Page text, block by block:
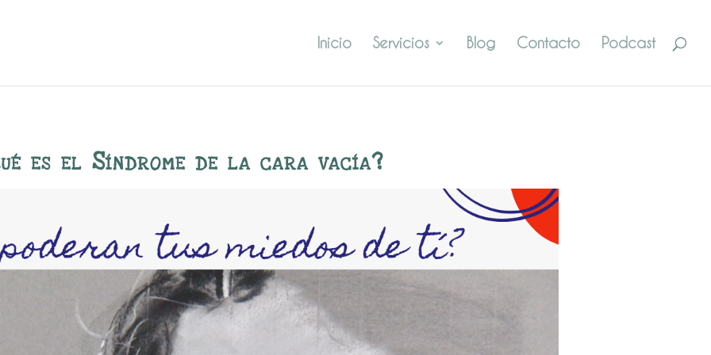
Inicio Servicios Blog Contacto Podcast
es el Síndrome de la cara vacía?